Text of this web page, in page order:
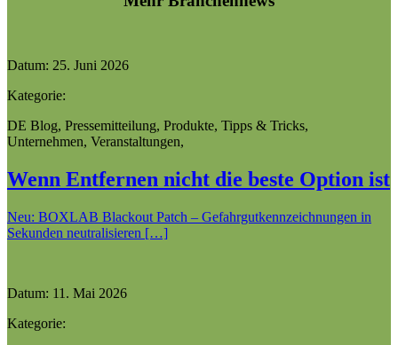
Datum: 25. Juni 2026
Kategorie:
DE Blog, Pressemitteilung, Produkte, Tipps & Tricks,
Unternehmen, Veranstaltungen,
Wenn Entfernen nicht die beste Option ist
Neu: BOXLAB Blackout Patch – Gefahrgutkennzeichnungen in
Sekunden neutralisieren […]
Datum: 11. Mai 2026
Kategorie: